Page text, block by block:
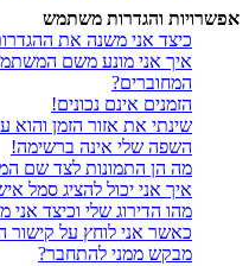
אפשרויות והגדרות משתמש
כיצד אני משנה את
איך אני מונע משם
המחוברים?
הזמנים אינם נכונים!
שינתי את אזור הזמן והוא
השפה שלי אינה ברשימה!
מה הן התמונות לצד שם
איך אני יכול להציג סמל
מהו הדירוג שלי וכיצד אני
כאשר אני לוחץ על
מבקש ממני להתחבר?